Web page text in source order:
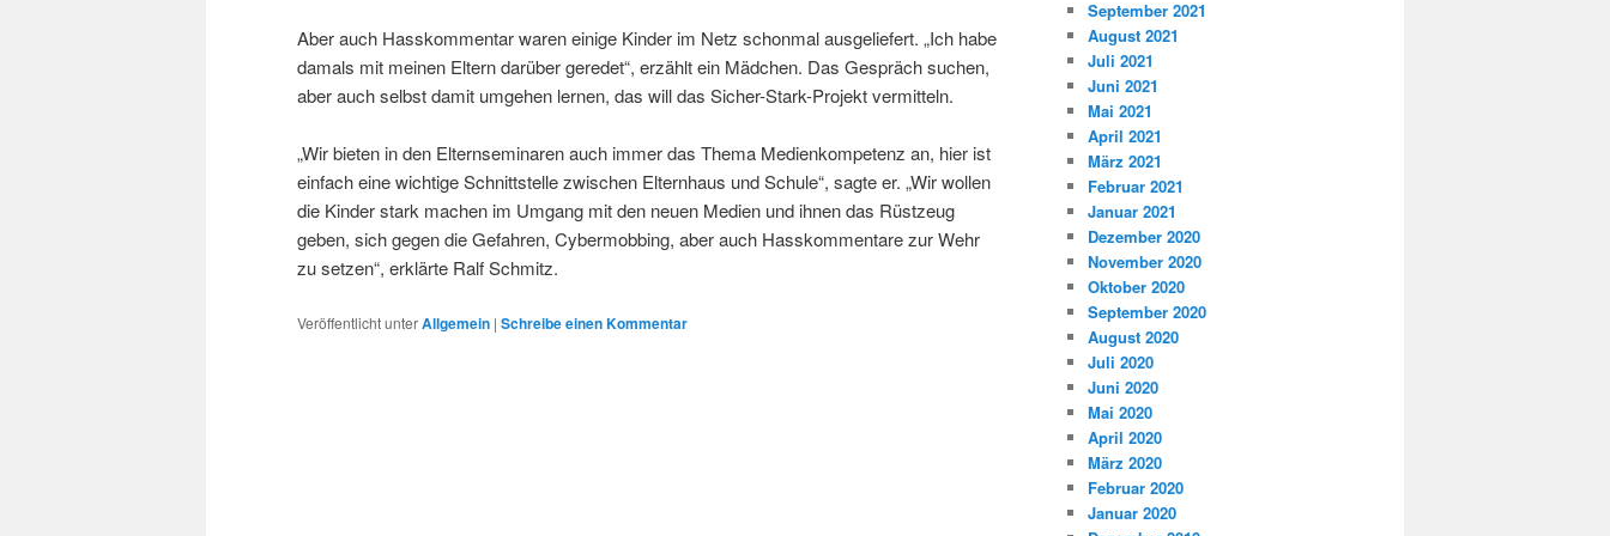
Aber auch Hasskommentar waren einige Kinder im Netz schonmal ausgeliefert. „Ich habe
damals mit meinen Eltern darüber geredet“, erzählt ein Mädchen. Das Gespräch suchen,
aber auch selbst damit umgehen lernen, das will das Sicher-Stark-Projekt vermitteln.
„Wir bieten in den Elternseminaren auch immer das Thema Medienkompetenz an, hier ist
einfach eine wichtige Schnittstelle zwischen Elternhaus und Schule“, sagte er. „Wir wollen
die Kinder stark machen im Umgang mit den neuen Medien und ihnen das Rüstzeug
geben, sich gegen die Gefahren, Cybermobbing, aber auch Hasskommentare zur Wehr
zu setzen“, erklärte Ralf Schmitz.
Veröffentlicht unterAllgemein | Schreibe einen Kommentar
September 2021
August 2021
Juli 2021
Juni 2021
Mai 2021
April 2021
März 2021
Februar 2021
Januar 2021
Dezember 2020
November 2020
Oktober 2020
September 2020
August 2020
Juli 2020
Juni 2020
Mai 2020
April 2020
März 2020
Februar 2020
Januar 2020